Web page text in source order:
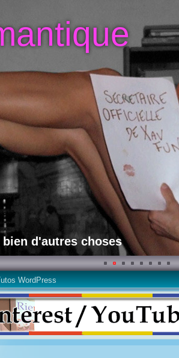
d'autres choses
WordPress